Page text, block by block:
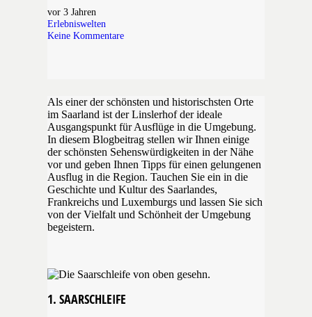
vor 3 Jahren
Erlebniswelten
Keine Kommentare
Als einer der schönsten und historischsten Orte
im Saarland ist der Linslerhof der ideale
Ausgangspunkt für Ausflüge in die Umgebung.
In diesem Blogbeitrag stellen wir Ihnen einige
der schönsten Sehenswürdigkeiten in der Nähe
vor und geben Ihnen Tipps für einen gelungenen
Ausflug in die Region. Tauchen Sie ein in die
Geschichte und Kultur des Saarlandes,
Frankreichs und Luxemburgs und lassen Sie sich
von der Vielfalt und Schönheit der Umgebung
begeistern.
1. SAARSCHLEIFE